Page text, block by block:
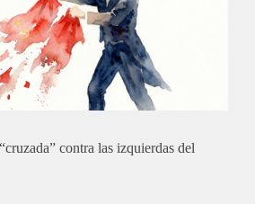
contra las izquierdas del